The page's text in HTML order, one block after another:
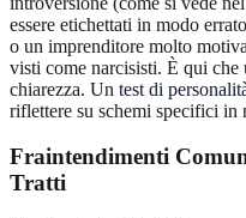
essere etichettati in modo
o un imprenditore molto
visti come narcisisti. È qui
chiarezza. Un test di
riflettere su schemi specifici in
Fraintendimenti
Tratti